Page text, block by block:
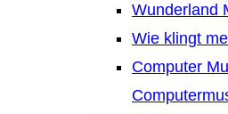
Wunderland
Wie klingt
Computer